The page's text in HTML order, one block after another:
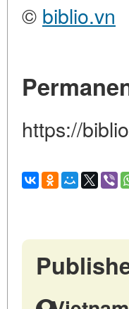
© biblio.vn
https://